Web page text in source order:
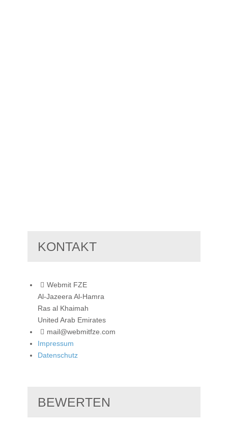
KONTAKT
Webmit FZE
Al-Jazeera Al-Hamra
Ras al Khaimah
United Arab Emirates
mail@webmitfze.com
Impressum
Datenschutz
BEWERTEN